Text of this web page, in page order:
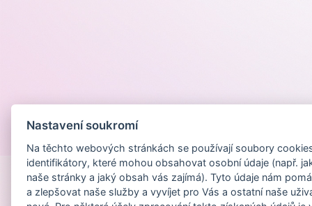
Nastavení soukromí
Na těchto webových stránkách se používají soubory
identifikátory, které mohou obsahovat osobní údaje (např.
naše stránky a jaký obsah vás zajímá). Tyto údaje nám
a zlepšovat naše služby a vyvíjet pro Vás a ostatní naše